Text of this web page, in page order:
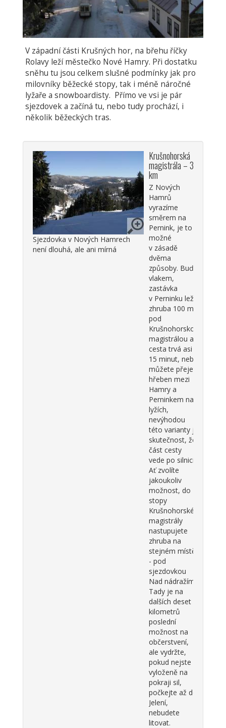
V západní části Krušných hor, na břehu říčky
Rolavy leží městečko Nové Hamry. Při dostatku
sněhu tu jsou celkem slušné podmínky jak pro
milovníky běžecké stopy, tak i méně náročné
lyžaře a snowboardisty. Přímo ve vsi je pár
sjezdovek a začíná tu, nebo tudy prochází, i
několik běžeckých tras.
Sjezdovka v Nových Hamrech
není dlouhá, ale ani mírná
Krušnohorská
magistrála – 3
km
Z Nových
Hamrů
vyrazíme
směrem na
Pernink, je to
možné
v zásadě
dvěma
způsoby. Buď
vlakem,
zastávka
v Perninku leží
zhruba 100 m
pod
Krušnohorskou
magistrálou a
cesta trvá asi
15 minut, nebo
můžete přejet
hřeben mezi
Hamry a
Perninkem na
lyžích,
nevýhodou
této varianty je
skutečnost, že
část cesty
vede po silnici.
Ať zvolíte
jakoukoliv
možnost, do
stopy
Krušnohorské
magistrály
nastupujete
zhruba na
stejném místě
- pod
sjezdovkou
Nad nádražím.
Tady je na
dalších deset
kilometrů
poslední
možnost na
občerstvení,
ale vydržte,
pokud nejste
vyloženě na
pokraji sil,
počkejte až do
Jelení,
nebudete
litovat.